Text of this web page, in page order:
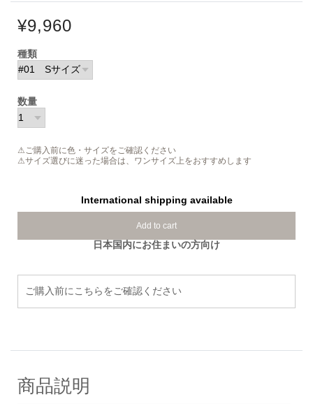
¥9,960
種類
数量
⚠ご購入前に色・サイズをご確認ください
⚠サイズ選びに迷った場合は、ワンサイズ上をおすすめします
International shipping available
Add to cart
日本国内にお住まいの方向け
ご購入前にこちらをご確認ください
商品説明